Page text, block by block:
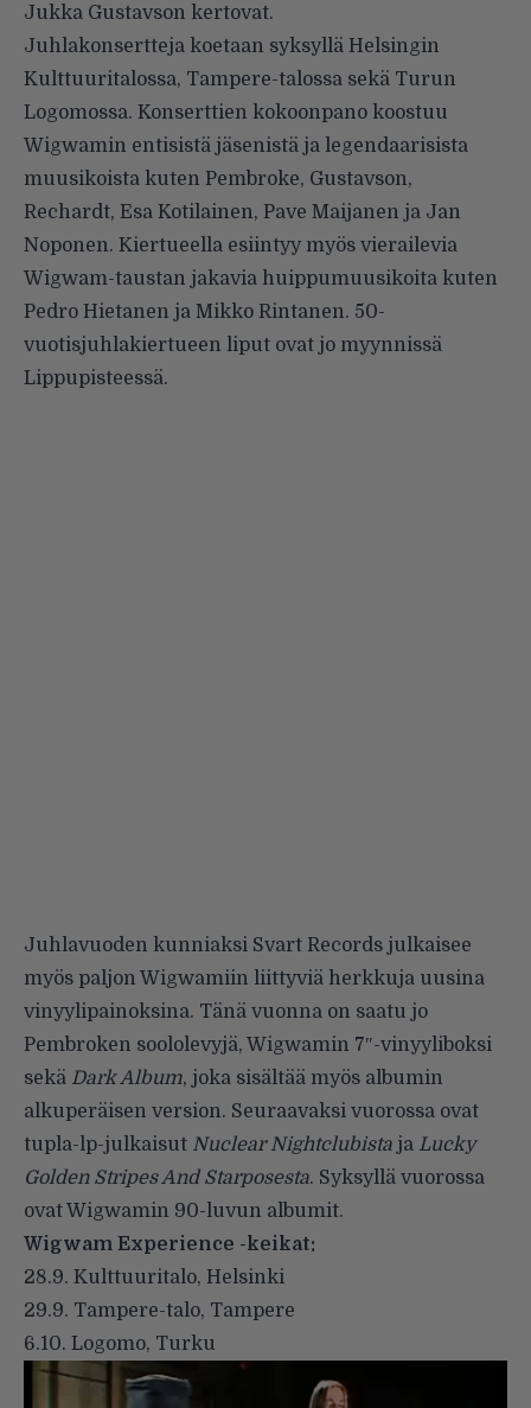
Jukka Gustavson kertovat.
Juhlakonsertteja koetaan syksyllä Helsingin
Kulttuuritalossa, Tampere-talossa sekä Turun
Logomossa. Konserttien kokoonpano koostuu
Wigwamin entisistä jäsenistä ja legendaarisista
muusikoista kuten Pembroke, Gustavson,
Rechardt, Esa Kotilainen, Pave Maijanen ja Jan
Noponen. Kiertueella esiintyy myös vierailevia
Wigwam-taustan jakavia huippumuusikoita kuten
Pedro Hietanen ja Mikko Rintanen. 50-
vuotisjuhlakiertueen liput ovat jo myynnissä
Lippupisteessä.
Juhlavuoden kunniaksi Svart Records julkaisee
myös paljon Wigwamiin liittyviä herkkuja uusina
vinyylipainoksina. Tänä vuonna on saatu jo
Pembroken soololevyjä, Wigwamin 7″-vinyyliboksi
sekä Dark Album, joka sisältää myös albumin
alkuperäisen version. Seuraavaksi vuorossa ovat
tupla-lp-julkaisut Nuclear Nightclubista ja Lucky
Golden Stripes And Starposesta. Syksyllä vuorossa
ovat Wigwamin 90-luvun albumit.
Wigwam Experience -keikat:
28.9. Kulttuuritalo, Helsinki
29.9. Tampere-talo, Tampere
6.10. Logomo, Turku